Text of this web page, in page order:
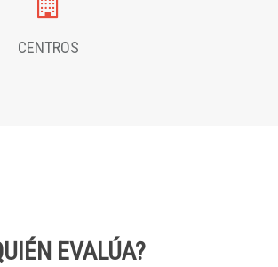
CENTROS
EVALÚA?